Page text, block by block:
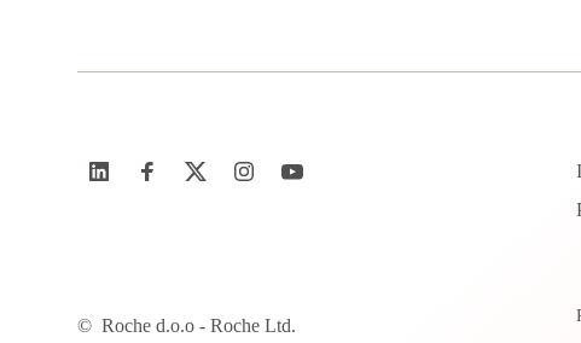
© Roche d.o.o - Roche Ltd.